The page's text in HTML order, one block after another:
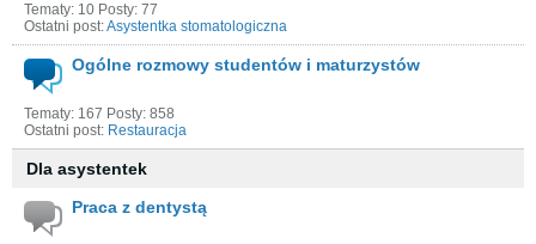
Tematy: 10 Posty: 77
Ostatni post:Asystentka stomatologiczna
Ogólne rozmowy studentów i maturzystów
Tematy: 167 Posty: 858
Ostatni post: Restauracja
Dla asystentek
Praca z dentystą